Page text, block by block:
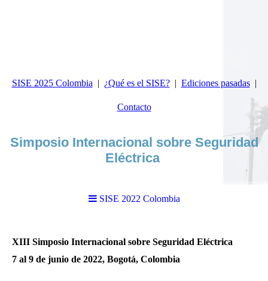
SISE 2025 Colombia ¿Qué es el SISE? Ediciones pasadas
Contacto
Simposio Internacional sobre Seguridad
Eléctrica
SISE 2022 Colombia
XIII Simposio Internacional sobre Seguridad Eléctrica
7 al 9 de junio de 2022, Bogotá, Colombia